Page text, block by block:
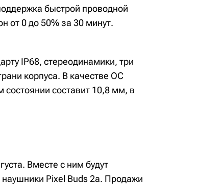
быстрой проводной
от 0 до 50% за 30 минут.
IP68, стереодинамики, три
корпуса. В качестве ОС
состоянии составит 10,8 мм, в
Вместе с ним будут
Pixel Buds 2a. Продажи